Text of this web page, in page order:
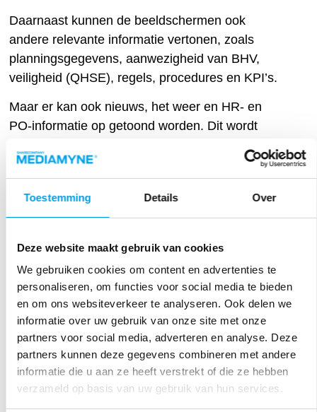
Toestemming Details Over
Deze website maakt gebruik van cookies
We gebruiken cookies om content en advertenties te
personaliseren, om functies voor social media te bieden
en om ons websiteverkeer te analyseren. Ook delen we
informatie over uw gebruik van onze site met onze
partners voor social media, adverteren en analyse. Deze
partners kunnen deze gegevens combineren met andere
informatie die u aan ze heeft verstrekt of die ze hebben
verzameld op basis van uw gebruik van hun services.
Daarnaast kunnen de beeldschermen ook
andere relevante informatie vertonen, zoals
planningsgegevens, aanwezigheid van BHV,
veiligheid (QHSE), regels, procedures en KPI’s.
Maar er kan ook nieuws, het weer en HR- en
PO-informatie op getoond worden. Dit wordt
weergegeven op een exclusief eigen tv-kanaal.
Real-time dataverbinding
er gebruik wordt gemaakt van bestaande data
uit bestaande systemen. Een real-time
dataverbinding tussen het Content Management
Systeem dat de beeldschermen voedt en de
kentekenregistratie, maakt het mogelijk om
zonder tussenkomst of extra acties een soepele
doorstroom van vrachtverkeer te bevorderen.
Meer weten?